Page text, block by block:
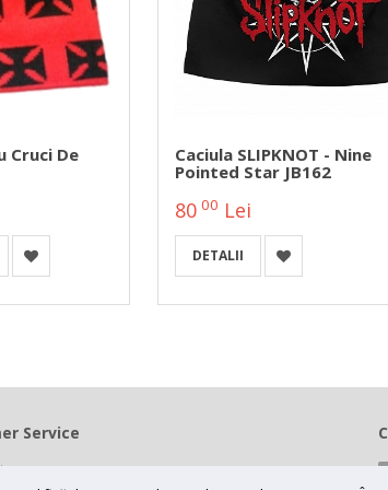
Cruci De
Caciula SLIPKNOT - Nine
Pointed Star JB162
8000 Lei
DETALII
Service